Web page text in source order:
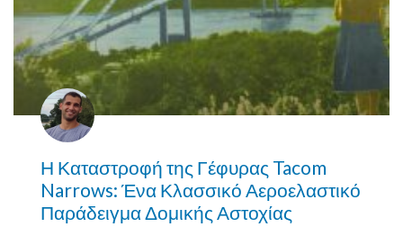
Η Καταστροφή της Γέφυρας Tacom
Narrows: Ένα Κλασσικό Αεροελαστικό
Παράδειγμα Δομικής Αστοχίας